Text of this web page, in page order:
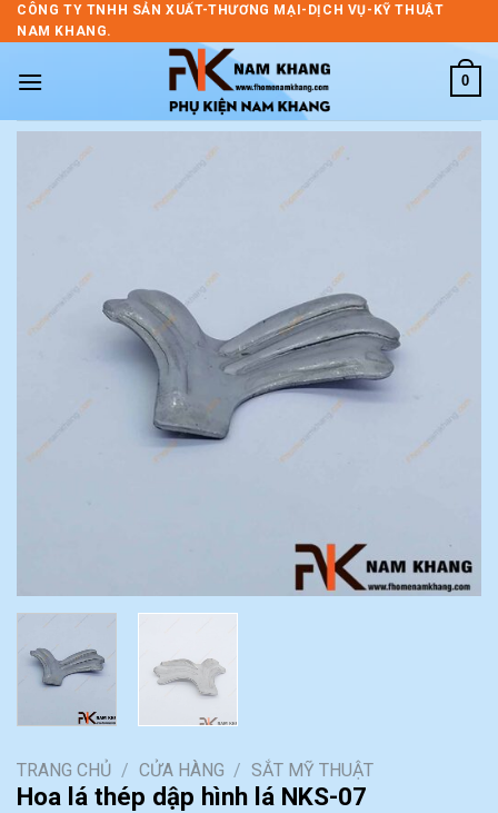
Skip
to
CÔNG TY TNHH SẢN XUẤT-THƯƠNG MẠI-DỊCH VỤ-KỸ THUẬT
NAM KHANG.
0
TRANG CHỦ / CỬA HÀNG / SẮT MỸ THUẬT
Hoa lá thép dập hình lá NKS-07